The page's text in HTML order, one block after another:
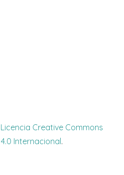
Licencia Creative Commons
Internacional.